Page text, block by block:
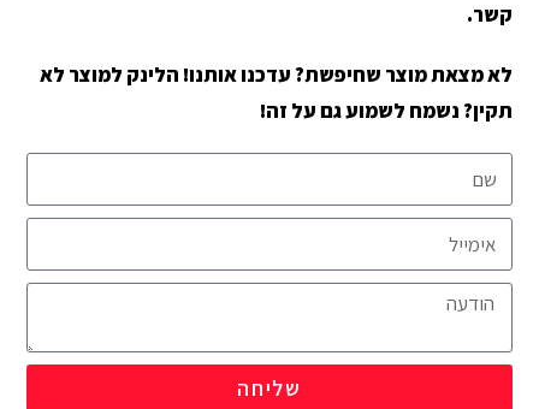
קשר.
לא מצאת מוצר שחיפשת? עדכנו אותנו! הלינק למוצר לא
תקין? נשמח לשמוע גם על זה!
שליחה